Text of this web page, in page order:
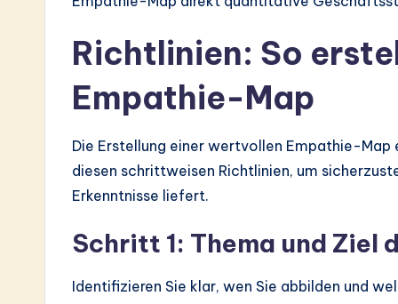
Richtlinien: So
Empathie-Map
Die Erstellung einer wertvollen Empathie-
diesen schrittweisen Richtlinien, um
Erkenntnisse liefert.
Schritt 1: Thema und Ziel
Identifizieren Sie klar, wen Sie abbilden und